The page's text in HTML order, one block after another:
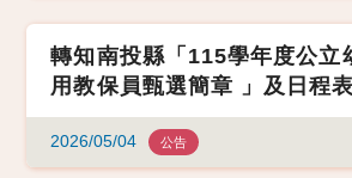
轉知南投縣「115學年度公立
用教保員甄選簡章 」及日程
2026/05/04 公告